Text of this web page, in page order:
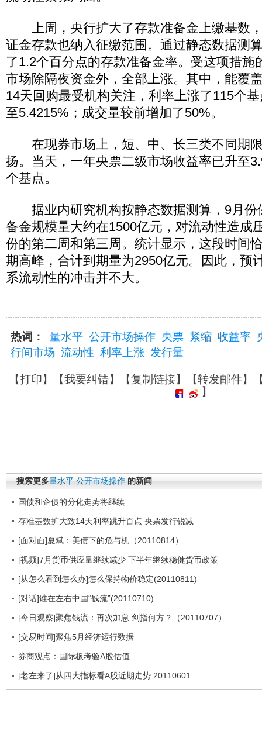
上周，央行扩大了存款准备金上缴基数
证金存款也纳入征缴范围。通过静态数据测
了1.2个百分点的存款准备金率。受这项措施
市场除隔夜资金外，全部上涨。其中，能覆
14天回购最受机构关注，利率上涨了115个
至5.4215%；成交量较前增加了50%。
在现券市场上，短、中、长三类不同期
扬。当天，一年央票二级市场收益率已升至
个基点。
据业内研究机构按静态数据测算，9月份
备金规模量大约在1500亿元，对流动性造成
份的第二周和第三周。统计显示，这段时间
期高峰，合计到期量为2950亿元。因此，预
系流动性的冲击并不大。
热词： 量水平 公开市场操作 央票 紧缩 收益率
行间市场 流动性 利率上涨 发行量
【打印】【我要纠错】【复制链接】【转发邮件】
】
搜索更多量水平 公开市场操作 的新闻
国债和企债的分化走势将继续
存准基数扩大致14天利率跳升百点 央票发行锐减
[面对面]夏斌：美债下的危与机（20110814）
[视频]7月货币供应量继续减少 下半年继续稳健货币政策
[从怎么看到怎么办]怎么保持物价稳定(20110811)
[对话]谁在左右中国“钱流”(20110710)
[今日观察]聚焦钱流：再次加息 剑指何方？（20110707）
[交易时间]聚焦5月经济运行数据
券商观点：国际板考验A股估值
[老左来了]从四大指标看A股近期走势 20110601